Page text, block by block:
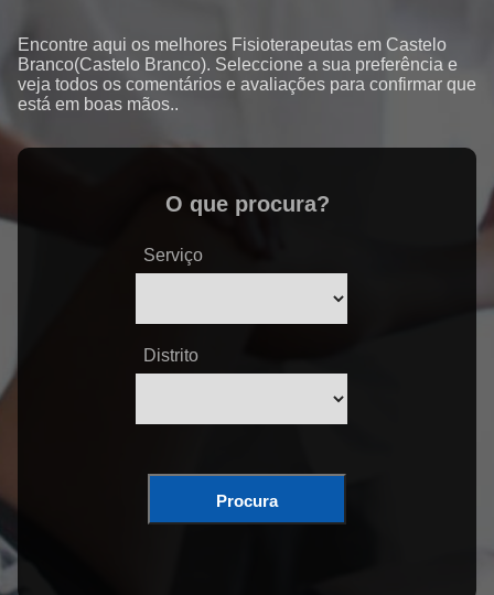
Encontre aqui os melhores Fisioterapeutas em Castelo
Branco(Castelo Branco). Seleccione a sua preferência e
veja todos os comentários e avaliações para confirmar que
está em boas mãos..
O que procura?
Serviço
Distrito
Procura